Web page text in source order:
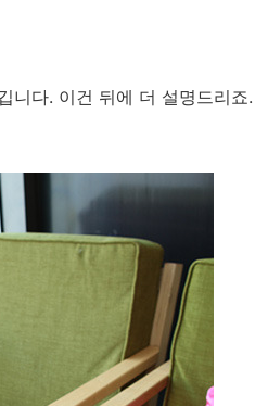
니다. 이건 뒤에 더 설명드리죠.